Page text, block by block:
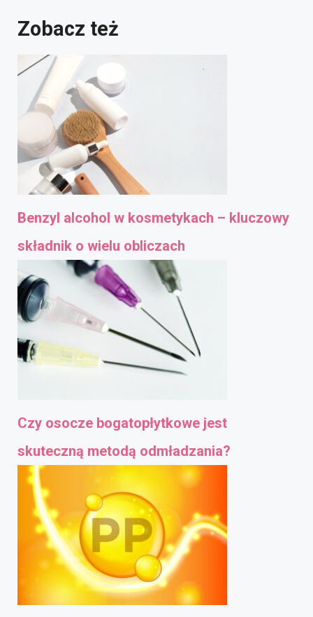
Zobacz też
Benzyl alcohol w kosmetykach – kluczowy
składnik o wielu obliczach
Czy osocze bogatopłytkowe jest
skuteczną metodą odmładzania?